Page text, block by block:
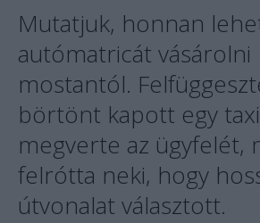
Mutatjuk, honnan
autómatricát vásárolni
mostantól.
börtönt kapott egy
megverte az ügyfelét,
felrótta neki, hogy
útvonalat választott.